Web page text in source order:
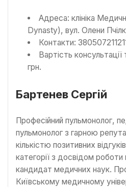
Адреса: клініка
Dynasty), вул. Олени
Контакти:
Вартість
грн.
Бартенев Сергій
Професійний пульмонолог,
пульмонолог з гарною
кількістю позитивних
категорії з досвідом роботи
кандидат медичних наук.
Київському медичному